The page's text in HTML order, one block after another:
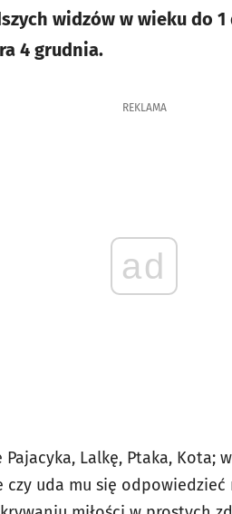
widzów w wieku do
4 grudnia.
REKLAMA
ad
Lalkę, Ptaka, Kota;
czy uda mu się